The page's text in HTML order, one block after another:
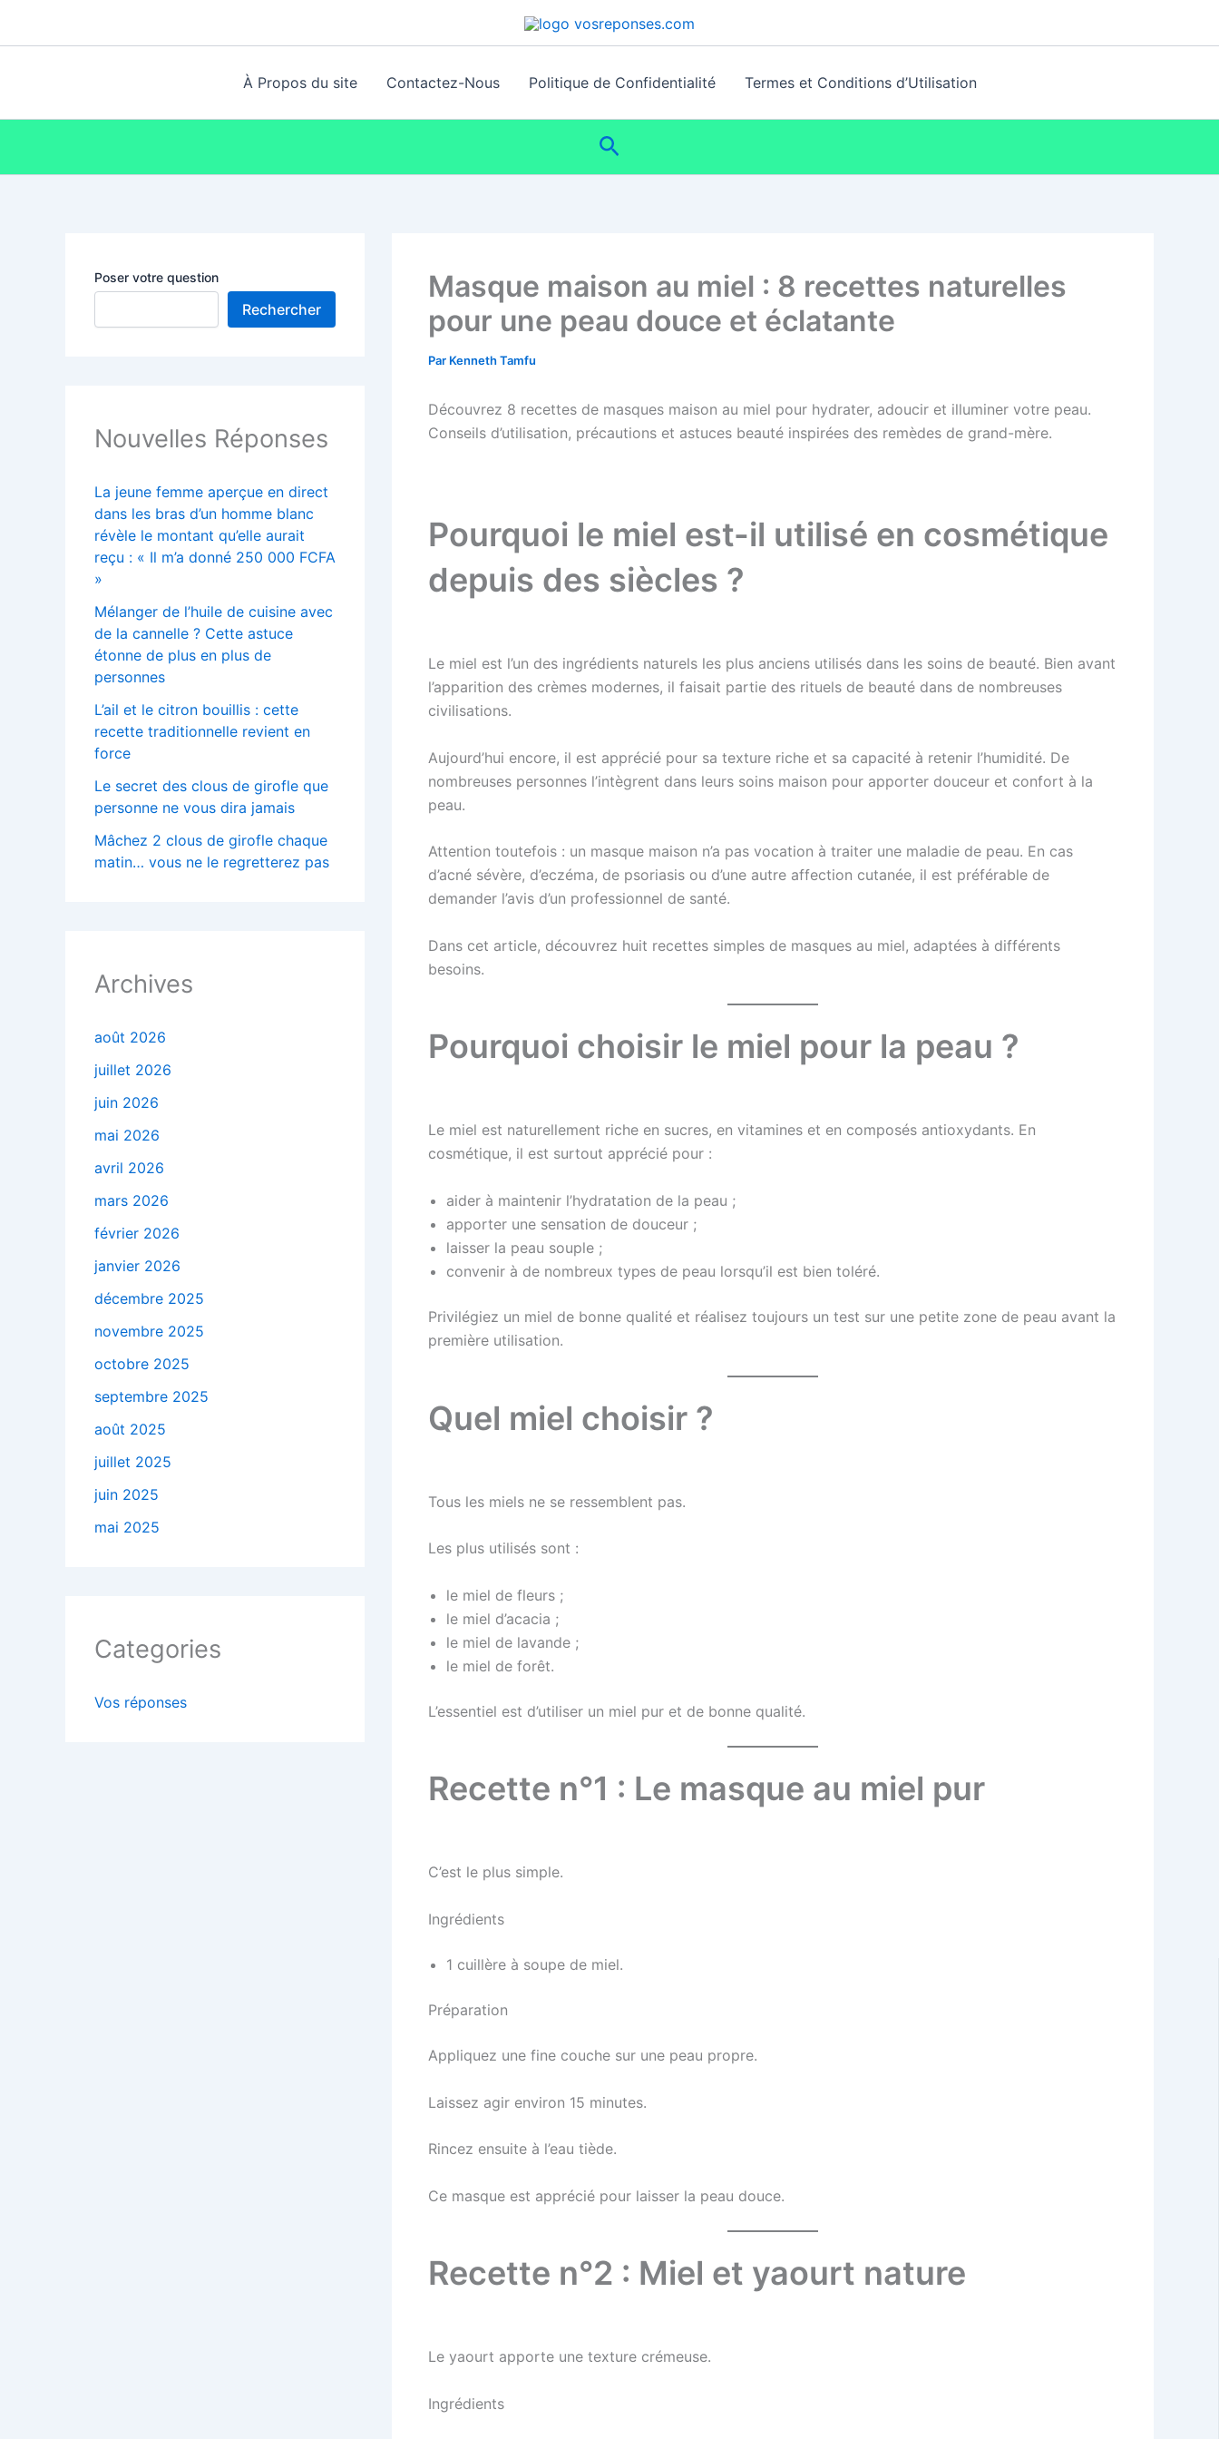
À Propos du site
Contactez-Nous Politique de Confidentialité Termes et Conditions d’Utilisation
Rechercher
Poser votre question
Rechercher
Nouvelles Réponses
La jeune femme aperçue en direct
dans les bras d’un homme blanc
révèle le montant qu’elle aurait
reçu : « Il m’a donné 250 000 FCFA
»
Mélanger de l’huile de cuisine avec
de la cannelle ? Cette astuce
étonne de plus en plus de
personnes
L’ail et le citron bouillis : cette
recette traditionnelle revient en
force
Le secret des clous de girofle que
personne ne vous dira jamais
Mâchez 2 clous de girofle chaque
matin… vous ne le regretterez pas
Archives
août 2026
juillet 2026
juin 2026
mai 2026
avril 2026
mars 2026
février 2026
janvier 2026
décembre 2025
novembre 2025
octobre 2025
septembre 2025
août 2025
juillet 2025
juin 2025
mai 2025
Categories
Vos réponses
Masque maison au miel : 8 recettes naturelles
pour une peau douce et éclatante
Par Kenneth Tamfu
Découvrez 8 recettes de masques maison au miel pour hydrater, adoucir et illuminer votre peau.
Conseils d’utilisation, précautions et astuces beauté inspirées des remèdes de grand-mère.
Pourquoi le miel est-il utilisé en cosmétique
depuis des siècles ?
Le miel est l’un des ingrédients naturels les plus anciens utilisés dans les soins de beauté. Bien avant
l’apparition des crèmes modernes, il faisait partie des rituels de beauté dans de nombreuses
civilisations.
Aujourd’hui encore, il est apprécié pour sa texture riche et sa capacité à retenir l’humidité. De
nombreuses personnes l’intègrent dans leurs soins maison pour apporter douceur et confort à la
peau.
Attention toutefois : un masque maison n’a pas vocation à traiter une maladie de peau. En cas
d’acné sévère, d’eczéma, de psoriasis ou d’une autre affection cutanée, il est préférable de
demander l’avis d’un professionnel de santé.
Dans cet article, découvrez huit recettes simples de masques au miel, adaptées à différents
besoins.
Pourquoi choisir le miel pour la peau ?
Le miel est naturellement riche en sucres, en vitamines et en composés antioxydants. En
cosmétique, il est surtout apprécié pour :
aider à maintenir l’hydratation de la peau ;
apporter une sensation de douceur ;
laisser la peau souple ;
convenir à de nombreux types de peau lorsqu’il est bien toléré.
Privilégiez un miel de bonne qualité et réalisez toujours un test sur une petite zone de peau avant la
première utilisation.
Quel miel choisir ?
Tous les miels ne se ressemblent pas.
Les plus utilisés sont :
le miel de fleurs ;
le miel d’acacia ;
le miel de lavande ;
le miel de forêt.
L’essentiel est d’utiliser un miel pur et de bonne qualité.
Recette n°1 : Le masque au miel pur
C’est le plus simple.
Ingrédients
1 cuillère à soupe de miel.
Préparation
Appliquez une fine couche sur une peau propre.
Laissez agir environ 15 minutes.
Rincez ensuite à l’eau tiède.
Ce masque est apprécié pour laisser la peau douce.
Recette n°2 : Miel et yaourt nature
Le yaourt apporte une texture crémeuse.
Ingrédients